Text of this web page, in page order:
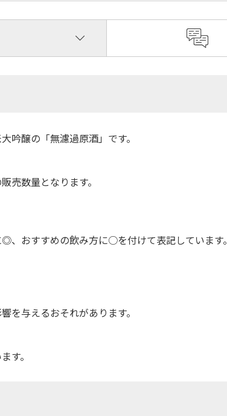
吟醸の「無濾過原酒」です。
売数量となります。
おすすめの飲み方に○を付けて表記しています。
を与えるおそれがあります。
す。